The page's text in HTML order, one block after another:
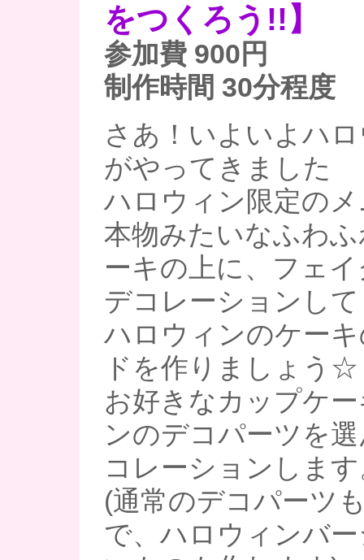
をつくろう!!】
参加費 900
制作時間 30分程度
さあ！いよいよハ
がやってきました
ハロウィン限定の
本物みたいなふわ
ーキの上に、フェ
デコレーションし
ハロウィンのケー
ドを作りましょう☆
お好きなカップケ
ンのデコパーツを
コレーションしま
(通常のデコパーツ
で、ハロウィンバ